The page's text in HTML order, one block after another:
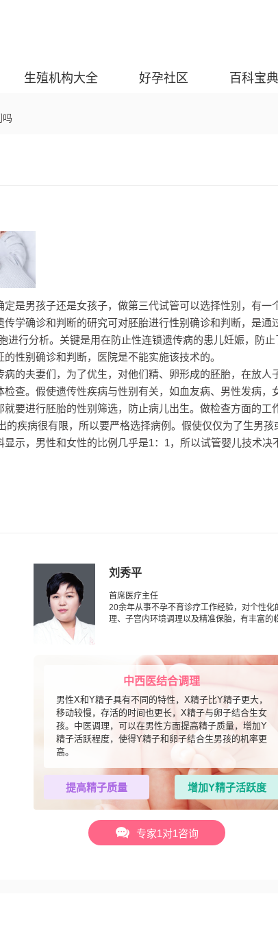
生殖机构大全 好孕社区 百科宝典
吗
是男孩子还是女孩子，做第三代试管可以选择性别，有一
学确诊和判断的研究可对胚胎进行性别确诊和判断，是通
进行分析。关键是用在防止性连锁遗传病的患儿妊娠，防止
性别确诊和判断，医院是不能实施该技术的。
的夫妻们，为了优生，对他们精、卵形成的胚胎，在放人
查。假使遗传性疾病与性别有关，如血友病、男性发病，
要进行胚胎的性别筛选，防止病儿出生。做检查方面的工
疾病很有限，所以要严格选择病例。假使仅仅为了生男孩
示，男性和女性的比例几乎是1：1，所以试管婴儿技术决
刘秀平
首席医疗主任
20余年从事不孕不育诊疗工作经验，对个性化
理、子宫内环境调理以及精准保胎，有丰富的
中西医结合调理
男性X和Y精子具有不同的特性，X精子比Y精子更大，
移动较慢，存活的时间也更长，X精子与卵子结合生女
孩。中医调理，可以在男性方面提高精子质量，增加Y
精子活跃程度，使得Y精子和卵子结合生男孩的机率更
高。
提高精子质量 增加Y精子活跃度
专家1对1咨询